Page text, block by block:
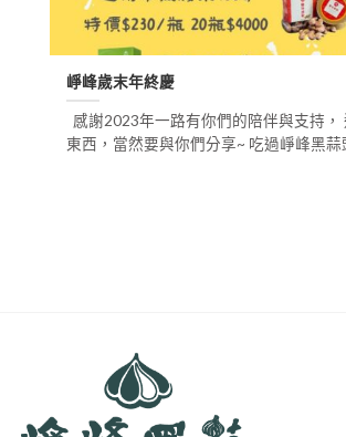
崢峰歲末年終慶
感謝2023年一路有你們的陪伴與支持，
東西，當然要與你們分享~ 吃過崢峰黑蒜